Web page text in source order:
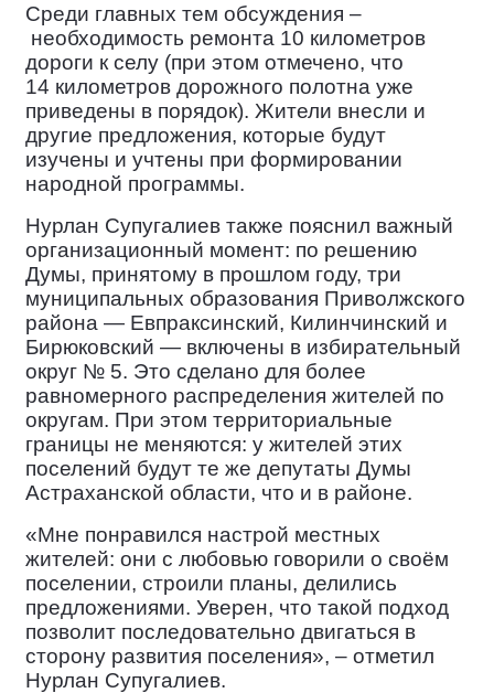
Среди главных тем обсуждения –
необходимость ремонта 10 километров
дороги к селу (при этом отмечено, что
14 километров дорожного полотна уже
приведены в порядок). Жители внесли и
другие предложения, которые будут
изучены и учтены при формировании
народной программы.
Нурлан Супугалиев также пояснил важный
организационный момент: по решению
Думы, принятому в прошлом году, три
муниципальных образования Приволжского
района — Евпраксинский, Килинчинский и
Бирюковский — включены в избирательный
округ № 5. Это сделано для более
равномерного распределения жителей по
округам. При этом территориальные
границы не меняются: у жителей этих
поселений будут те же депутаты Думы
Астраханской области, что и в районе.
«Мне понравился настрой местных
жителей: они с любовью говорили о своём
поселении, строили планы, делились
предложениями. Уверен, что такой подход
позволит последовательно двигаться в
сторону развития поселения», – отметил
Нурлан Супугалиев.